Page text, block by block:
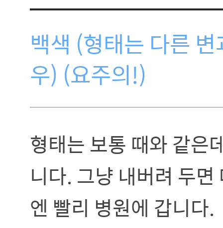
백색 (형태는 다른
우) (요주의!)
형태는 보통 때와 같은
니다. 그냥 내버려 두
엔 빨리 병원에 갑니다.